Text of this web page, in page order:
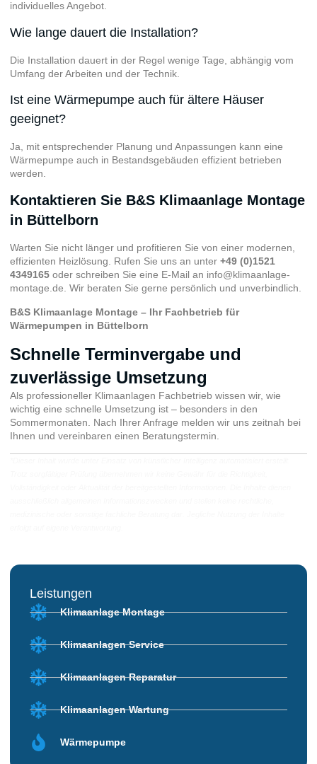
individuelles Angebot.
Wie lange dauert die Installation?
Die Installation dauert in der Regel wenige Tage, abhängig vom
Umfang der Arbeiten und der Technik.
Ist eine Wärmepumpe auch für ältere Häuser
geeignet?
Ja, mit entsprechender Planung und Anpassungen kann eine
Wärmepumpe auch in Bestandsgebäuden effizient betrieben
werden.
Kontaktieren Sie B&S Klimaanlage Montage
in Büttelborn
Warten Sie nicht länger und profitieren Sie von einer modernen,
effizienten Heizlösung. Rufen Sie uns an unter +49 (0)1521
4349165 oder schreiben Sie eine E-Mail an info@klimaanlage-
montage.de. Wir beraten Sie gerne persönlich und unverbindlich.
B&S Klimaanlage Montage – Ihr Fachbetrieb für
Wärmepumpen in Büttelborn
Schnelle Terminvergabe und
zuverlässige Umsetzung
Als professioneller Klimaanlagen Fachbetrieb wissen wir, wie
wichtig eine schnelle Umsetzung ist – besonders in den
Sommermonaten. Nach Ihrer Anfrage melden wir uns zeitnah bei
Ihnen und vereinbaren einen Beratungstermin.
Leistungen
Klimaanlage Montage
Klimaanlagen Service
Klimaanlagen Reparatur
Klimaanlagen Wartung
Wärmepumpe